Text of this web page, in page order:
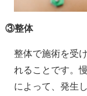
③整体
整体で施術を受
れることです。
によって、発生